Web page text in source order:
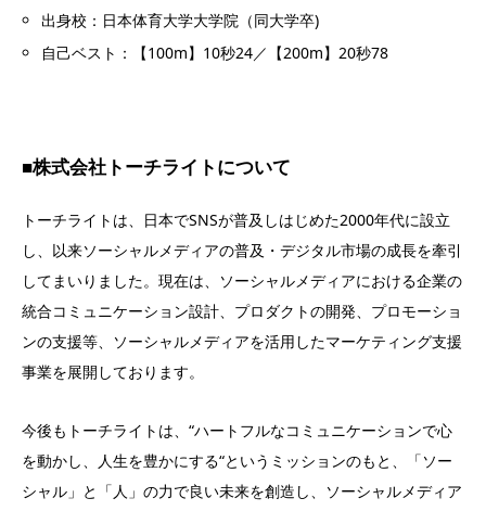
出身校：日本体育大学大学院（同大学卒)
自己ベスト：【100m】 10秒24／【200m】20秒78
■株式会社トーチライトについて
トーチライトは、日本でSNSが普及しはじめた2000年代に設立
し、以来ソーシャルメディアの普及・デジタル市場の成長を牽引
してまいりました。現在は、ソーシャルメディアにおける企業の
統合コミュニケーション設計、プロダクトの開発、プロモーショ
ンの支援等、ソーシャルメディアを活用したマーケティング支援
事業を展開しております。
今後もトーチライトは、“ハートフルなコミュニケーションで心
を動かし、人生を豊かにする“というミッションのもと、「ソー
シャル」と「人」の力で良い未来を創造し、ソーシャルメディア